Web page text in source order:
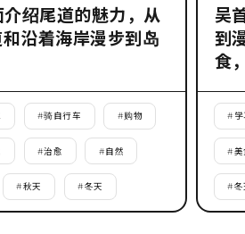
介绍尾道的魅力，从
沿着海岸漫步到岛
#骑自行车 #购物
#治愈 #自然
#秋天 #冬天
吴
到
食
# 学
#美
#冬